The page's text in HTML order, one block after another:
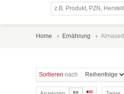
Home Ernährung Almased
Sortieren nach